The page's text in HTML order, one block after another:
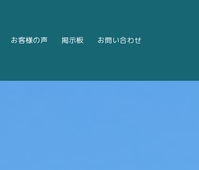
お客様の声 掲示板 お問い合わせ